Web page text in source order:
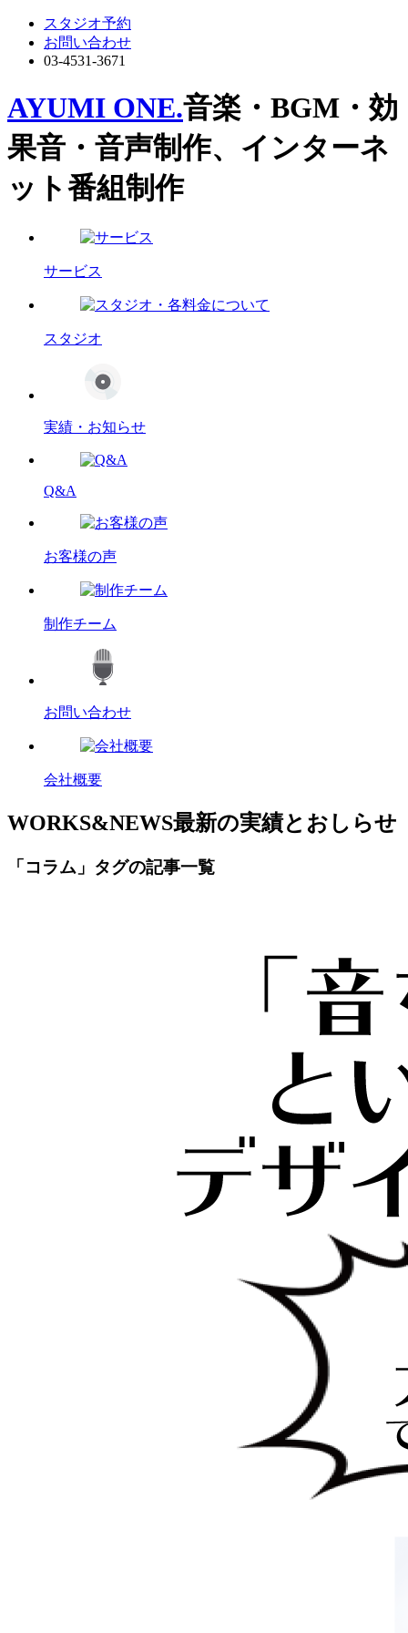
スタジオ予約
お問い合わせ
03-4531-3671
AYUMI ONE.音楽・BGM・効
果音・音声制作、インターネ
ット番組制作
サービス
スタジオ
実績・お知らせ
Q&A
お客様の声
制作チーム
お問い合わせ
会社概要
WORKS&NEWS最新の実績とおしらせ
「コラム」タグの記事一覧